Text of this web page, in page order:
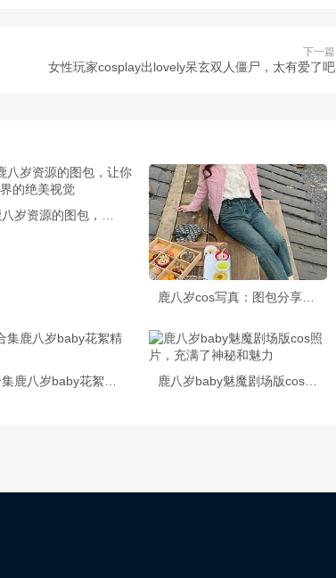
下一篇
女性玩家cosplay出lovely呆玄双人僵尸，太有爱了吧
神仙合集鹿八岁baby花絮精选 鹿八岁baby魅魔剧场版cos照片，充满了神秘和魅力